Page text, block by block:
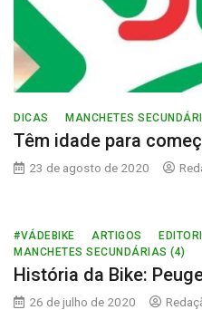
DICAS MANCHETES
Têm idade para
23 de agosto de 2020
#VÁDEBIKE ARTIGOS
MANCHETES SECUNDÁRIAS (4)
História da Bike:
26 de julho de 2020